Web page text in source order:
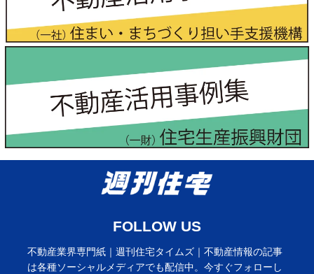
FOLLOW US
不動産業界専門紙｜週刊住宅タイムズ｜不動産情報の記事
は各種ソーシャルメディアでも配信中。今すぐフォローし